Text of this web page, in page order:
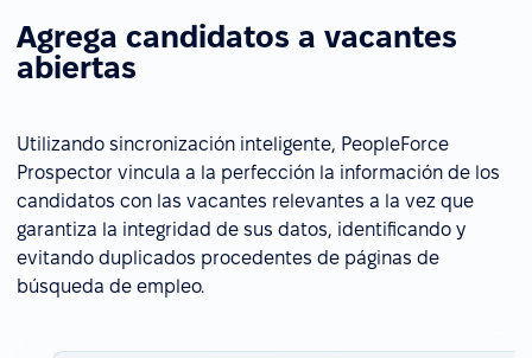
Agrega candidatos a vacantes
abiertas
Utilizando sincronización inteligente, PeopleForce
Prospector vincula a la perfección la información de los
candidatos con las vacantes relevantes a la vez que
garantiza la integridad de sus datos, identificando y
evitando duplicados procedentes de páginas de
búsqueda de empleo.